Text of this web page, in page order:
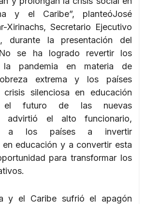
y el Caribe”, planteóJosé
Xirinachs, Secretario Ejecutivo
durante la presentación del
se ha logrado revertir los
pandemia en materia de
extrema y los países
crisis silenciosa en educación
el futuro de las nuevas
advirtió el alto funcionario,
a los países a invertir
en educación y a convertir esta
para transformar los
y el Caribe sufrió el apagón